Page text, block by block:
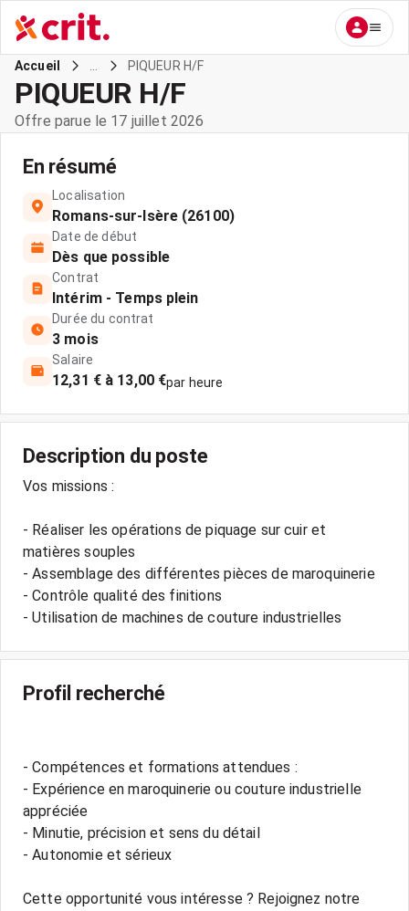
Accueil PIQUEUR H/F
PIQUEUR H/F
Offre parue le 17 juillet 2026
En résumé
Localisation
Romans-sur-Isère (26100)
Date de début
Dès que possible
Contrat
Intérim - Temps plein
Durée du contrat
3 mois
Salaire
12,31 € à 13,00 €par heure
Description du poste
Vos missions :
- Réaliser les opérations de piquage sur cuir et
matières souples
- Assemblage des différentes pièces de maroquinerie
- Contrôle qualité des finitions
Profil recherché
- Compétences et formations attendues :
- Expérience en maroquinerie ou couture industrielle
appréciée
- Minutie, précision et sens du détail
- Autonomie et sérieux
Cette opportunité vous intéresse ? Rejoignez notre